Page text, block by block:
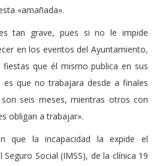
«amañada».
tan grave, pues si no le impide
en los eventos del Ayuntamiento,
que él mismo publica en sus
es que no trabajara desde a finales
seis meses, mientras otros con
obligan a trabajar».
que la incapacidad la expide el
Social (IMSS), de la clínica 19